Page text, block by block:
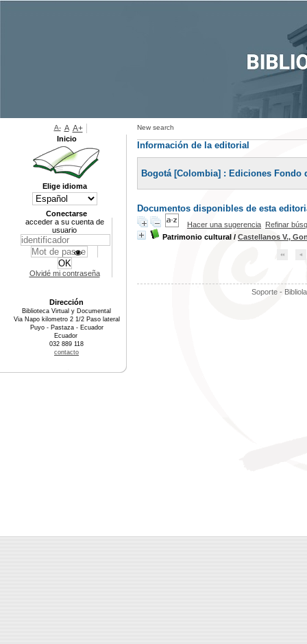
New search
Información de la editorial
Bogotá [Colombia] : Ediciones Fondo
Documentos disponibles de esta
Hacer una sugerencia Refinar
Patrimonio cultural / Castellanos V.,
Soporte -
A- A A+
Inicio
Elige idioma
Conectarse
acceder a su cuenta de
usuario
Olvidé mi contraseña
Dirección
Biblioteca Virtual y Documental
Via Napo kilometro 2 1/2 Paso lateral
Puyo - Pastaza - Ecuador
Ecuador
032 889 118
contacto